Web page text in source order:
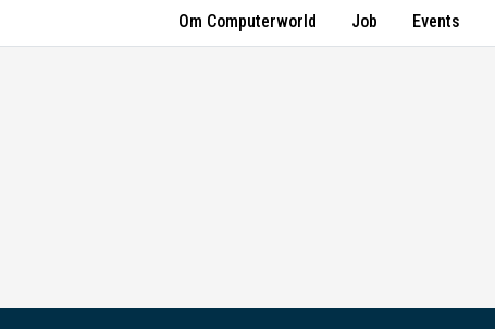
Om Computerworld Job Events